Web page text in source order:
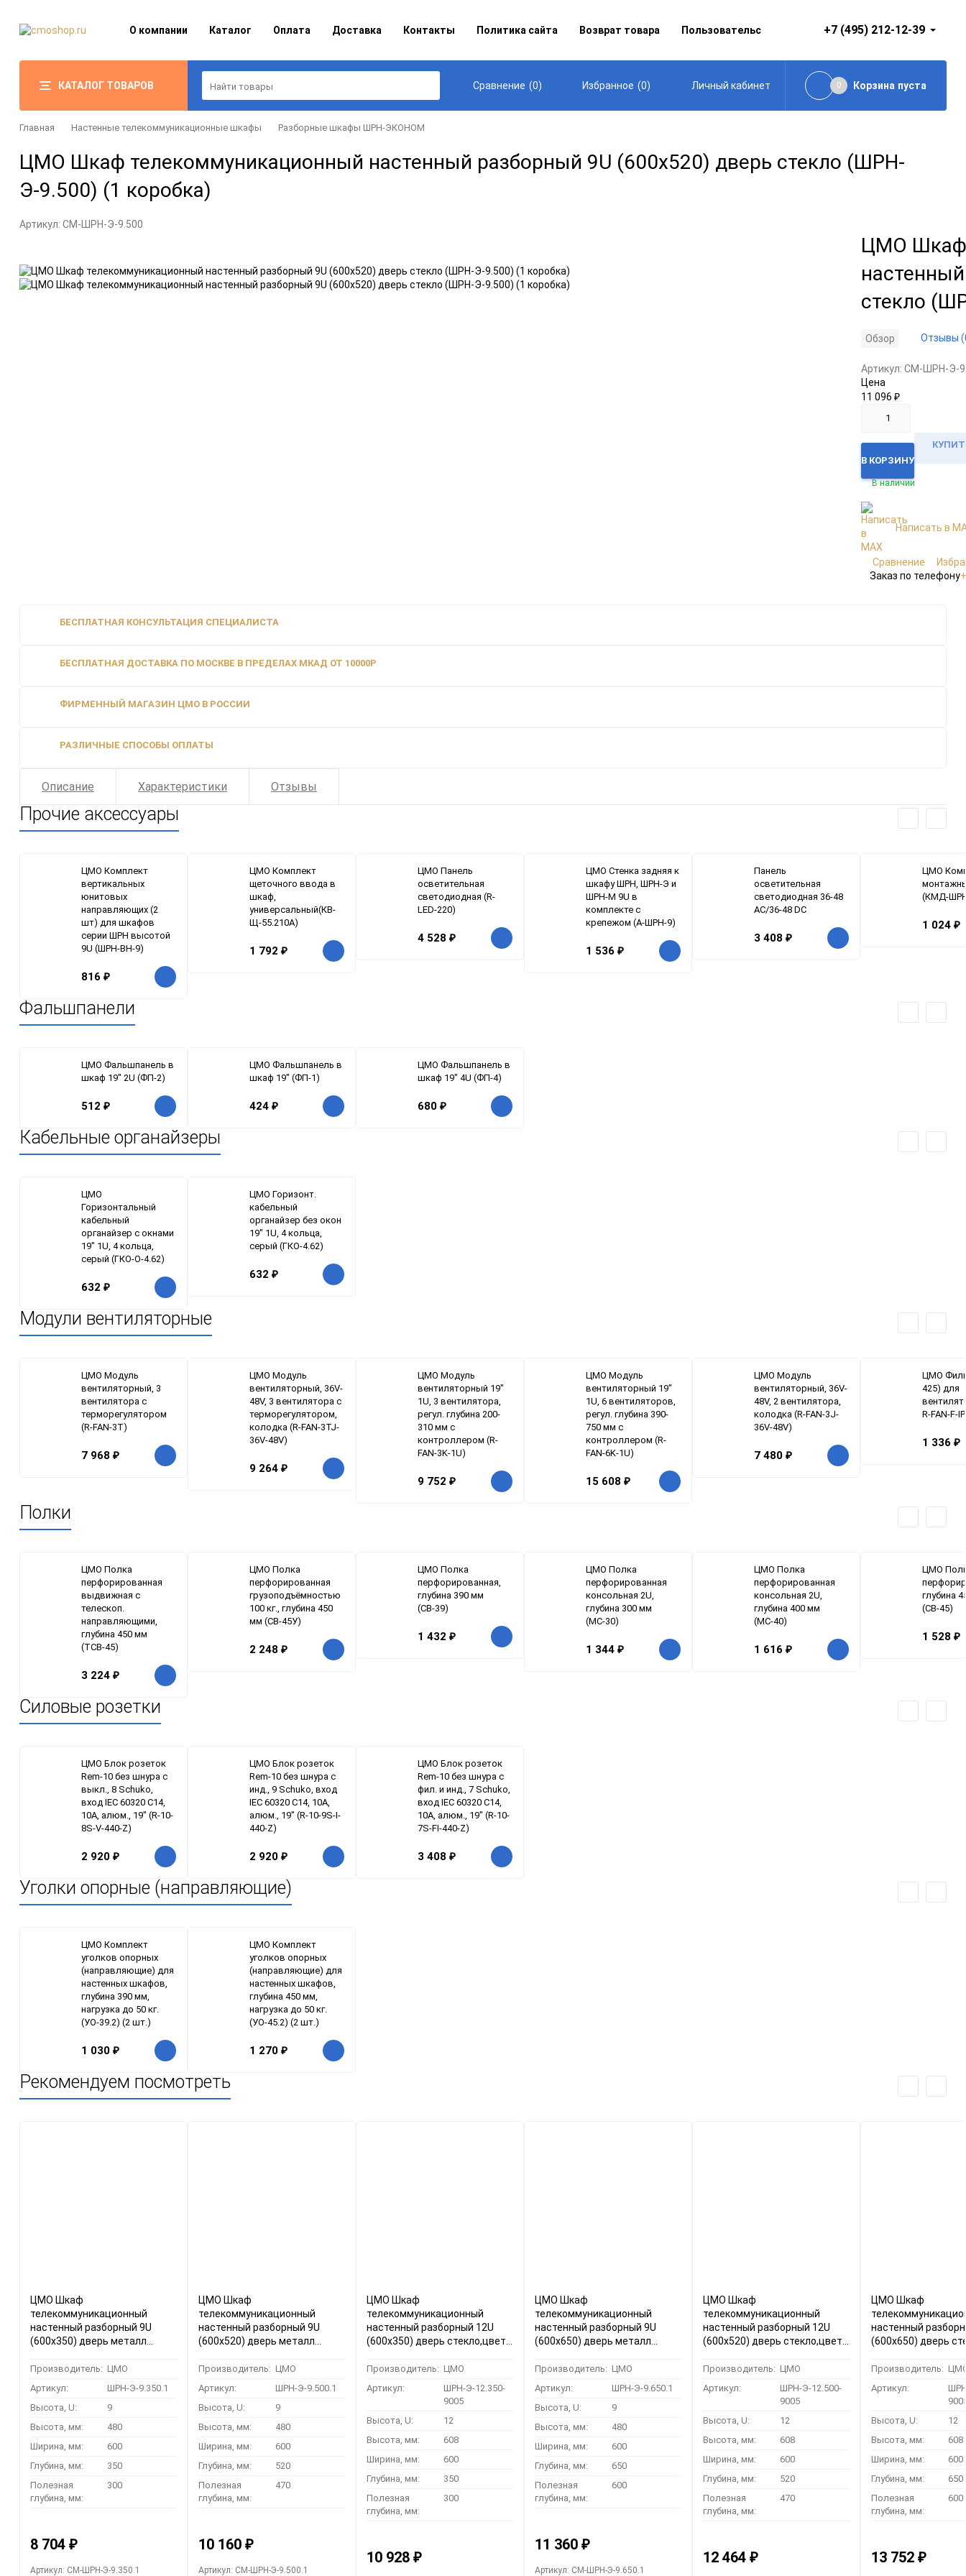
О компании Каталог Оплата Доставка Контакты Политика сайта Возврат товара Пользовательское соглашение+7 (495) 212-12-39
КАТАЛОГ ТОВАРОВ Сравнение (0) Избранное (0) Личный кабинет 0 Корзина пуста
Главная Настенные телекоммуникационные шкафы Разборные шкафы ШРН-ЭКОНОМ
ЦМО Шкаф телекоммуникационный настенный разборный 9U (600х520) дверь стекло (ШРН-
Э-9.500) (1 коробка)
Артикул: CM-ШРН-Э-9.500
ЦМО Шкаф
стекло
Обзор Отзывы
Артикул: CM-ШРН-Э-
Цена
11 096 ₽
В КОРЗИНУ
В наличии
Написать в
Сравнение
Заказ по телефону
БЕСПЛАТНАЯ КОНСУЛЬТАЦИЯ СПЕЦИАЛИСТА
БЕСПЛАТНАЯ ДОСТАВКА ПО МОСКВЕ В ПРЕДЕЛАХ МКАД ОТ 10000Р
ФИРМЕННЫЙ МАГАЗИН ЦМО В РОССИИ
РАЗЛИЧНЫЕ СПОСОБЫ ОПЛАТЫ
Описание Характеристики Отзывы
Прочие аксессуары
ЦМО Комплект
вертикальных
юнитовых
направляющих (2
шт) для шкафов
серии ШРН высотой
9U (ШРН-ВН-9)
816 ₽
ЦМО Комплект
щеточного ввода в
шкаф,
универсальный(КВ-
Щ-55.210А)
1 792 ₽
ЦМО Панель
осветительная
светодиодная (R-
LED-220)
4 528 ₽
ЦМО Стенка задняя к
шкафу ШРН, ШРН-Э и
ШРН-М 9U в
комплекте с
крепежом (А-ШРН-9)
1 536 ₽
Панель
осветительная
светодиодная 36-48
АС/36-48 DC
3 408 ₽
ЦМО
(КМД-
1 024 ₽
Фальшпанели
ЦМО Фальшпанель в
шкаф 19" 2U (ФП-2)
512 ₽
ЦМО Фальшпанель в
шкаф 19" (ФП-1)
424 ₽
ЦМО Фальшпанель в
шкаф 19" 4U (ФП-4)
680 ₽
Кабельные органайзеры
ЦМО
Горизонтальный
кабельный
органайзер с окнами
19" 1U, 4 кольца,
серый (ГКО-О-4.62)
632 ₽
ЦМО Горизонт.
кабельный
органайзер без окон
19" 1U, 4 кольца,
серый (ГКО-4.62)
632 ₽
Модули вентиляторные
ЦМО Модуль
вентиляторный, 3
вентилятора с
терморегулятором
(R-FAN-3T)
7 968 ₽
ЦМО Модуль
вентиляторный, 36V-
48V, 3 вентилятора с
терморегулятором,
колодка (R-FAN-3TJ-
36V-48V)
9 264 ₽
ЦМО Модуль
вентиляторный 19"
1U, 3 вентилятора,
регул. глубина 200-
310 мм с
контроллером (R-
FAN-3K-1U)
9 752 ₽
ЦМО Модуль
вентиляторный 19"
1U, 6 вентиляторов,
регул. глубина 390-
750 мм с
контроллером (R-
FAN-6K-1U)
15 608 ₽
ЦМО Модуль
вентиляторный, 36V-
48V, 2 вентилятора,
колодка (R-FAN-3J-
36V-48V)
7 480 ₽
ЦМО
425) для
R-FAN-F-
1 336 ₽
Полки
ЦМО Полка
перфорированная
выдвижная с
телескоп.
направляющими,
глубина 450 мм
(ТСВ-45)
3 224 ₽
ЦМО Полка
перфорированная
грузоподъёмностью
100 кг., глубина 450
мм (СВ-45У)
2 248 ₽
ЦМО Полка
перфорированная,
глубина 390 мм
(СВ-39)
1 432 ₽
ЦМО Полка
перфорированная
консольная 2U,
глубина 300 мм
(МС-30)
1 344 ₽
ЦМО Полка
перфорированная
консольная 2U,
глубина 400 мм
(МС-40)
1 616 ₽
ЦМО
глубина
(СВ-45)
1 528 ₽
Силовые розетки
ЦМО Блок розеток
Rem-10 без шнура с
выкл., 8 Schuko,
вход IEC 60320 C14,
10A, алюм., 19" (R-10-
8S-V-440-Z)
2 920 ₽
ЦМО Блок розеток
Rem-10 без шнура с
инд., 9 Schuko, вход
IEC 60320 C14, 10A,
алюм., 19" (R-10-9S-I-
440-Z)
2 920 ₽
ЦМО Блок розеток
Rem-10 без шнура с
фил. и инд., 7 Schuko,
вход IEC 60320 C14,
10A, алюм., 19" (R-10-
7S-FI-440-Z)
3 408 ₽
Уголки опорные (направляющие)
ЦМО Комплект
уголков опорных
(направляющие) для
настенных шкафов,
глубина 390 мм,
нагрузка до 50 кг.
(УО-39.2) (2 шт.)
1 030 ₽
ЦМО Комплект
уголков опорных
(направляющие) для
настенных шкафов,
глубина 450 мм,
нагрузка до 50 кг.
(УО-45.2) (2 шт.)
1 270 ₽
Рекомендуем посмотреть
ЦМО Шкаф
телекоммуникационный
настенный разборный 9U
(600х350) дверь металл
Производитель: ЦМО
Артикул:
ШРН-Э-9.350.1
Высота, U:
9
Высота, мм:
480
Ширина, мм:
600
Глубина, мм:
350
Полезная
глубина, мм:
300
8 704 ₽
Артикул: CM-ШРН-Э-9.350.1
ЦМО Шкаф
телекоммуникационный
настенный разборный 9U
(600х520) дверь металл
Производитель: ЦМО
Артикул:
ШРН-Э-9.500.1
Высота, U:
9
Высота, мм:
480
Ширина, мм:
600
Глубина, мм:
520
Полезная
глубина, мм:
470
10 160 ₽
Артикул: CM-ШРН-Э-9.500.1
ЦМО Шкаф
телекоммуникационный
настенный разборный 12U
(600х350) дверь стекло,цвет
(1 коробка)
Производитель: ЦМО
Артикул:
ШРН-Э-12.350-
9005
Высота, U:
12
Высота, мм:
608
Ширина, мм:
600
Глубина, мм:
350
Полезная
глубина, мм:
300
10 928 ₽
ЦМО Шкаф
телекоммуникационный
настенный разборный 9U
(600х650) дверь металл
Производитель: ЦМО
Артикул:
ШРН-Э-9.650.1
Высота, U:
9
Высота, мм:
480
Ширина, мм:
600
Глубина, мм:
650
Полезная
глубина, мм:
600
11 360 ₽
Артикул: CM-ШРН-Э-9.650.1
ЦМО Шкаф
телекоммуникационный
настенный разборный 12U
(600х520) дверь стекло,цвет
(1 коробка)
Производитель: ЦМО
Артикул:
ШРН-Э-12.500-
9005
Высота, U:
12
Высота, мм:
608
Ширина, мм:
600
Глубина, мм:
520
Полезная
глубина, мм:
470
12 464 ₽
ЦМО Шкаф
настенный
(600х650) дверь
(1коробка)
Производитель:
Артикул:
Высота, U:
12
Высота, мм:
608
Ширина, мм:
600
Глубина, мм:
650
Полезная
глубина, мм:
600
13 752 ₽